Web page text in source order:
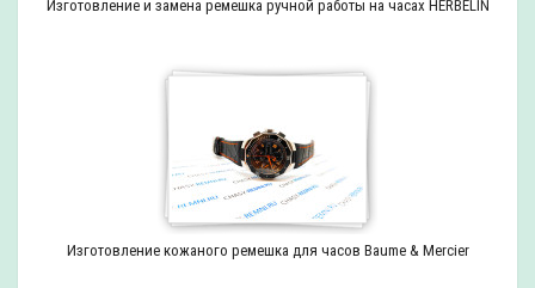
Изготовление и замена ремешка ручной работы на часах HERBELIN
Изготовление кожаного ремешка для часов Baume & Mercier